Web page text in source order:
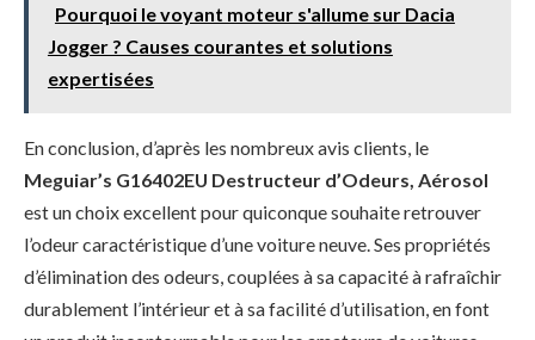
Pourquoi le voyant moteur s'allume sur Dacia
Jogger ? Causes courantes et solutions
expertisées
En conclusion, d’après les nombreux avis clients, le
Meguiar’s G16402EU Destructeur d’Odeurs, Aérosol
est un choix excellent pour quiconque souhaite retrouver
l’odeur caractéristique d’une voiture neuve. Ses propriétés
d’élimination des odeurs, couplées à sa capacité à rafraîchir
durablement l’intérieur et à sa facilité d’utilisation, en font